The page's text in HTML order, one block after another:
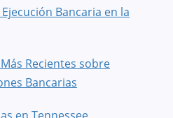
Bancaria en la
Recientes sobre
Bancarias